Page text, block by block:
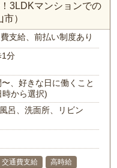
3LDKマンションでの
）
支給、前払い制度あり
1分
、好きな日に働くこと
から選択)
呂、洗面所、リビン
交通費支給
高時給